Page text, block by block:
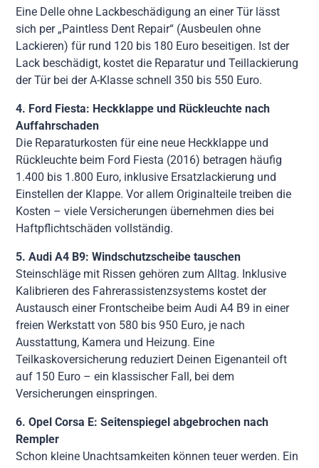
Eine Delle ohne Lackbeschädigung an einer Tür lässt
sich per „Paintless Dent Repair“ (Ausbeulen ohne
Lackieren) für rund 120 bis 180 Euro beseitigen. Ist der
Lack beschädigt, kostet die Reparatur und Teillackierung
der Tür bei der A-Klasse schnell 350 bis 550 Euro.
4. Ford Fiesta: Heckklappe und Rückleuchte nach
Auffahrschaden
Die Reparaturkosten für eine neue Heckklappe und
Rückleuchte beim Ford Fiesta (2016) betragen häufig
1.400 bis 1.800 Euro, inklusive Ersatzlackierung und
Einstellen der Klappe. Vor allem Originalteile treiben die
Kosten – viele Versicherungen übernehmen dies bei
Haftpflichtschäden vollständig.
5. Audi A4 B9: Windschutzscheibe tauschen
Steinschläge mit Rissen gehören zum Alltag. Inklusive
Kalibrieren des Fahrerassistenzsystems kostet der
Austausch einer Frontscheibe beim Audi A4 B9 in einer
freien Werkstatt von 580 bis 950 Euro, je nach
Ausstattung, Kamera und Heizung. Eine
Teilkaskoversicherung reduziert Deinen Eigenanteil oft
auf 150 Euro – ein klassischer Fall, bei dem
Versicherungen einspringen.
6. Opel Corsa E: Seitenspiegel abgebrochen nach
Rempler
Schon kleine Unachtsamkeiten können teuer werden. Ein